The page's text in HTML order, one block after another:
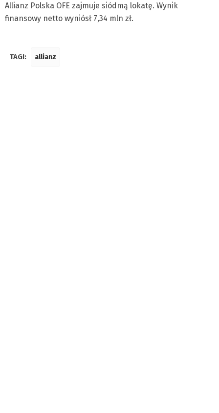
Allianz Polska OFE zajmuje siódmą lokatę. Wynik
finansowy netto wyniósł 7,34 mln zł.
TAGI: allianz